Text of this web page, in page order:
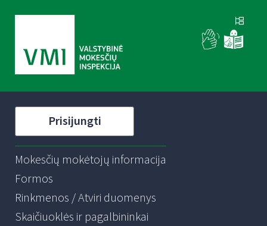
Prisijungti
Mokesčių mokėtojų informacija
Formos
Rinkmenos / Atviri duomenys
Skaičiuoklės ir pagalbininkai